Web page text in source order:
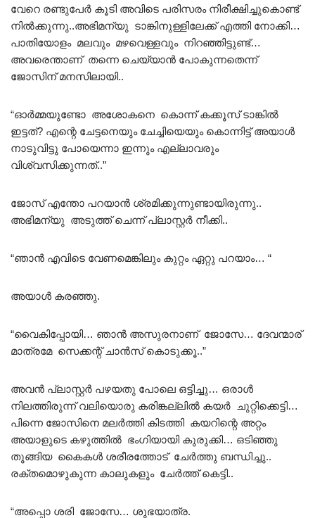
വേറെ രണ്ടുപേർ കൂടി അവിടെ പരിസരം നിരീക്ഷിച്ചുകൊണ്ട്
നിൽക്കുന്നു..അഭിമന്യു ടാങ്കിനുള്ളിലേക്ക് എത്തി നോക്കി…
പാതിയോളം മലവും മഴവെള്ളവും നിറഞ്ഞിട്ടുണ്ട്…
അവരെന്താണ് തന്നെ ചെയ്യാൻ പോകുന്നതെന്ന്
ജോസിന് മനസിലായി..
“ഓർമ്മയുണ്ടോ അശോകനെ കൊന്ന് കക്കൂസ് ടാങ്കിൽ
ഇട്ടത്? എന്റെ ചേട്ടനെയും ചേച്ചിയെയും കൊന്നിട്ട് അയാൾ
നാടുവിട്ടു പോയെന്നാ ഇന്നും എല്ലാവരും
വിശ്വസിക്കുന്നത്..”
ജോസ് എന്തോ പറയാൻ ശ്രമിക്കുന്നുണ്ടായിരുന്നു..
അഭിമന്യു അടുത്ത് ചെന്ന് പ്ലാസ്റ്റർ നീക്കി..
“ഞാൻ എവിടെ വേണമെങ്കിലും കുറ്റം ഏറ്റു പറയാം… “
അയാൾ കരഞ്ഞു.
“വൈകിപ്പോയി… ഞാൻ അസുരനാണ് ജോസേ… ദേവന്മാര്
മാത്രമേ സെക്കന്റ് ചാൻസ് കൊടുക്കൂ..”
അവൻ പ്ലാസ്റ്റർ പഴയതു പോലെ ഒട്ടിച്ചു… ഒരാൾ
നിലത്തിരുന്ന് വലിയൊരു കരിങ്കല്ലിൽ കയർ ചുറ്റിക്കെട്ടി…
പിന്നെ ജോസിനെ മലർത്തി കിടത്തി കയറിന്റെ അറ്റം
അയാളുടെ കഴുത്തിൽ ഭംഗിയായി കുരുക്കി… ഒടിഞ്ഞു
തൂങ്ങിയ കൈകൾ ശരീരത്തോട് ചേർത്തു ബന്ധിച്ചു..
രക്‌തമൊഴുകുന്ന കാലുകളും ചേർത്ത് കെട്ടി..
“അപ്പൊ ശരി ജോസേ… ശുഭയാത്ര.